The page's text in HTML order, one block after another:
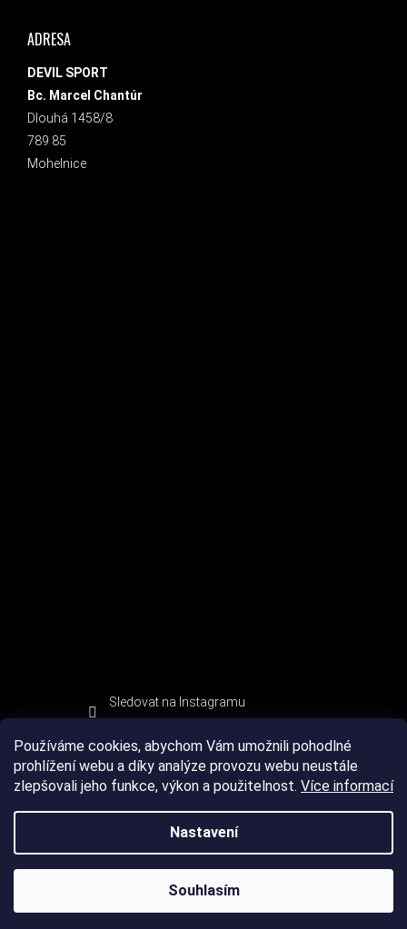
Používáme cookies, abychom Vám umožnili pohodlné
prohlížení webu a díky analýze provozu webu neustále
zlepšovali jeho funkce, výkon a použitelnost. Více informací
Nastavení
Souhlasím
ADRESA
DEVIL SPORT
Bc. Marcel Chantúr
Dlouhá 1458/8
789 85
Mohelnice
Sledovat na Instagramu
DEVIL SPORT. Všechna práva vyhrazena.